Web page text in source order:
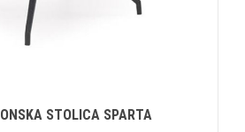
STOLICA SPARTA